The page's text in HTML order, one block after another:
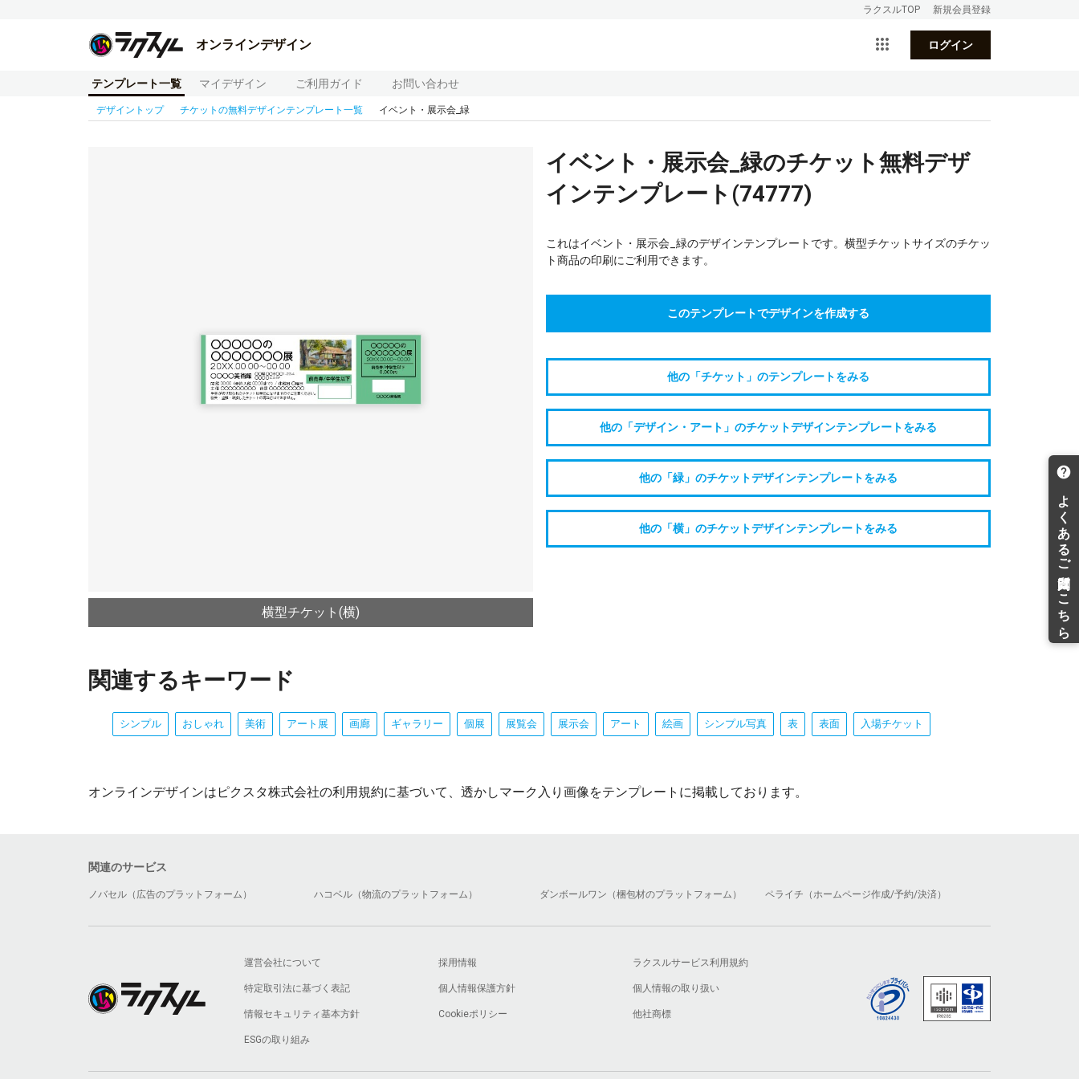
ラクスルTOP 新規会員登録
オンラインデザイン ログイン
テンプレート一覧 マイデザイン ご利用ガイド お問い合わせ
デザイントップ チケットの無料デザインテンプレート一覧 イベント・展示会_緑
横型チケット(横)
イベント・展示会_緑のチケット無料デザ
インテンプレート(74777)
これはイベント・展示会_緑のデザインテンプレートです。横型チケットサイズのチケッ
ト商品の印刷にご利用できます。
このテンプレートでデザインを作成する
他の「チケット」のテンプレートをみる
他の「デザイン・アート」のチケットデザインテンプレートをみる
他の「緑」のチケットデザインテンプレートをみる
他の「横」のチケットデザインテンプレートをみる
関連するキーワード
シンプル おしゃれ 美術 アート展 画廊 ギャラリー 個展 展覧会 展示会 アート 絵画 シンプル写真 表 表面 入場チケット
オンラインデザインはピクスタ株式会社の利用規約に基づいて、透かしマーク入り画像をテンプレートに掲載しております。
関連のサービス
ノバセル（広告のプラットフォーム） ハコベル（物流のプラットフォーム） ダンボールワン（梱包材のプラットフォーム） ペライチ（ホームページ作成/予約/決済）
運営会社について 採用情報 ラクスルサービス利用規約
特定取引法に基づく表記 個人情報保護方針 個人情報の取り扱い
情報セキュリティ基本方針 Cookieポリシー 他社商標
ESGの取り組み